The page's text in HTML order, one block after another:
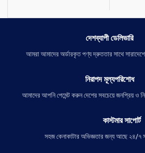
দেশব্যাপী ডেলিভারি
আমরা আমাদের অর্ডারকৃত পণ্য দ্রুততার সাথে
নিরাপদ মূল্যপরিশোধ
আমাদের আপনি পেমেন্ট করুন দেশের সবচেয়ে জনপ্রিয় ও
কাস্টমার সাপোর্ট
সহজ কেনাকাটার অভিজ্ঞতার জন্য আছে ২৪/৭